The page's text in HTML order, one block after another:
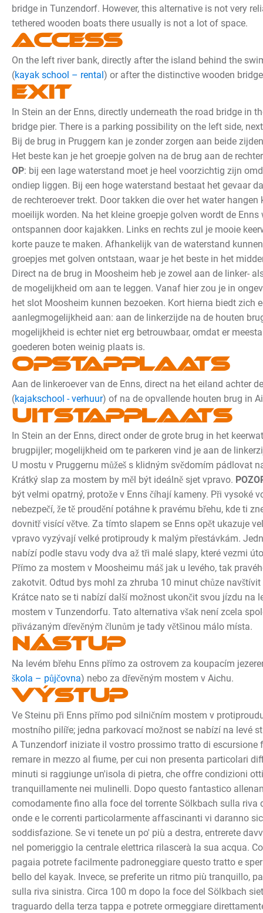
bridge in Tunzendorf. However, this alternative is not very
tethered wooden boats there usually is not a lot of space.
Access
On the left river bank, directly after the island behind the
(kayak school – rental) or after the distinctive wooden
Exit
In Stein an der Enns, directly underneath the road bridge in
bridge pier. There is a parking possibility on the left side,
Bij de brug in Pruggern kan je zonder zorgen aan beide
Het beste kan je het groepje golven na de brug aan de
OP: bij een lage waterstand moet je heel voorzichtig zijn
ondiep liggen. Bij een hoge waterstand bestaat het gevaar
de rechteroever trekt. Door takken die over het water hangen
moeilijk worden. Na het kleine groepje golven wordt de Enns
ontspannen door kajakken. Links en rechts zul je mooie
korte pauze te maken. Afhankelijk van de waterstand
groepjes met golven ontstaan, waar je het beste in het
Direct na de brug in Moosheim heb je zowel aan de linker-
de mogelijkheid om aan te leggen. Vanaf hier zou je in
het slot Moosheim kunnen bezoeken. Kort hierna biedt zich
aanlegmogelijkheid aan: aan de linkerzijde na de houten
mogelijkheid is echter niet erg betrouwbaar, omdat er
goederen boten weinig plaats is.
Opstapplaats
Aan de linkeroever van de Enns, direct na het eiland achter
(kajakschool - verhuur) of na de opvallende houten brug in
Uitstapplaats
In Stein an der Enns, direct onder de grote brug in het
brugpijler; mogelijkheid om te parkeren vind je aan de
U mostu v Pruggernu můžeš s klidným svědomím pádlovat
Krátký slap za mostem by měl být ideálně sjet vpravo.
být velmi opatrný, protože v Enns číhají kameny. Při vysoké
nebezpečí, že tě proudění potáhne k pravému břehu, kde ti
dovnitř visící větve. Za tímto slapem se Enns opět ukazuje
vpravo vyzývají velké protiproudy k malým přestávkám.
nabízí podle stavu vody dva až tři malé slapy, které vezmi
Přímo za mostem v Moosheimu máš jak u levého, tak
zakotvit. Odtud bys mohl za zhruba 10 minut chůze
Krátce nato se ti nabízí další možnost ukončit svou jízdu na
mostem v Tunzendorfu. Tato alternativa však není zcela
přivázaným dřevěným člunům je tady většinou málo místa.
Nástup
Na levém břehu Enns přímo za ostrovem za koupacím
škola – půjčovna) nebo za dřevěným mostem v Aichu.
Výstup
Ve Steinu při Enns přímo pod silničním mostem v
mostního pilíře; jedna parkovací možnost se nabízí na levé
A Tunzendorf iniziate il vostro prossimo tratto di escursione
remare in mezzo al fiume, per cui non presenta particolari
minuti si raggiunge un'isola di pietra, che offre condizioni
tranquillamente nei mulinelli. Dopo questo fantastico
comodamente fino alla foce del torrente Sölkbach sulla riva
onde e le correnti particolarmente affascinanti vi daranno
soddisfazione. Se vi tenete un po' più a destra, entrerete
nel pomeriggio la centrale elettrica rilascerà la sua acqua.
pagaia potrete facilmente padroneggiare questo tratto e
bello del kayak. Invece, se preferite un ritmo più tranquillo,
sulla riva sinistra. Circa 100 m dopo la foce del Sölkbach
traguardo della terza tappa e potrete ormeggiare